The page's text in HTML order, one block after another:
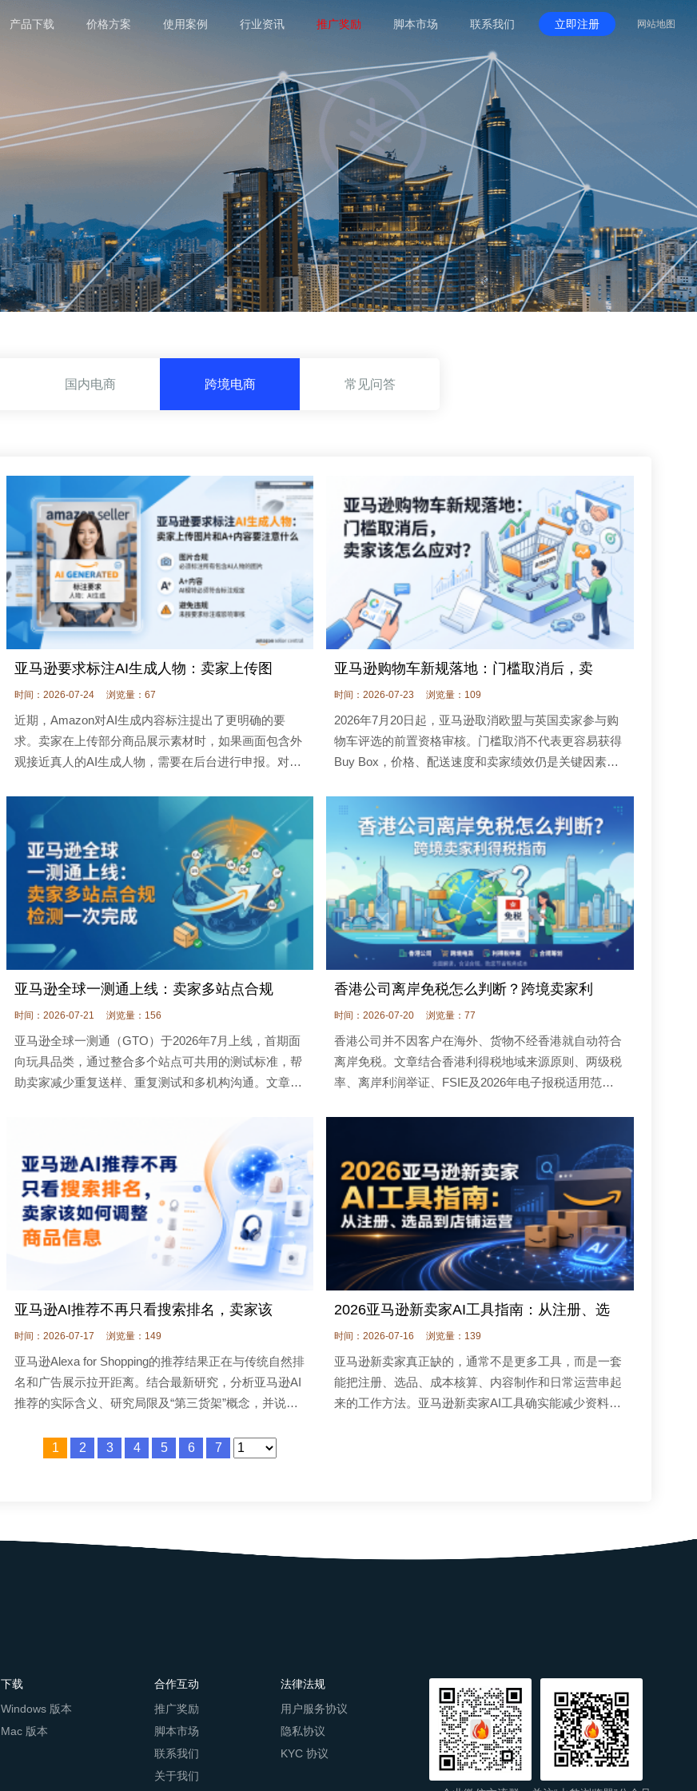
产品下载 价格方案 使用案例 行业资讯 推广奖励 脚本市场 联系我们 立即注册 网站地图
国内电商 跨境电商 常见问答
亚马逊要求标注AI生成人物：卖家上传图
时间：2026-07-24 浏览量：67
近期，Amazon对AI生成内容标注提出了更明确的要
求。卖家在上传部分商品展示素材时，如果画面包含外
观接近真人的AI生成人物，需要在后台进行申报。对已
说，这不只是多勾选一个选项，还会影响
亚马逊购物车新规落地：门槛取消后，卖
时间：2026-07-23 浏览量：109
2026年7月20日起，亚马逊取消欧盟与英国卖家参与购
物车评选的前置资格审核。门槛取消不代表更容易获得
Buy Box，价格、配送速度和卖家绩效仍是关键因素。
整理定价、履约和团队管理中的应对重
亚马逊全球一测通上线：卖家多站点合规
时间：2026-07-21 浏览量：156
亚马逊全球一测通（GTO）于2026年7月上线，首期面
向玩具品类，通过整合多个站点可共用的测试标准，帮
助卖家减少重复送样、重复测试和多机构沟通。文章介
香港公司离岸免税怎么判断？跨境卖家利
时间：2026-07-20 浏览量：77
香港公司并不因客户在海外、货物不经香港就自动符合
离岸免税。文章结合香港利得税地域来源原则、两级税
率、离岸利润举证、FSIE及2026年电子报税适用范
亚马逊AI推荐不再只看搜索排名，卖家该
时间：2026-07-17 浏览量：149
亚马逊Alexa for Shopping的推荐结果正在与传统自然排
名和广告展示拉开距离。结合最新研究，分析亚马逊AI
推荐的实际含义、研究局限及“第三货架”概念，并说明
监测方面可以提前完成的准备。
2026亚马逊新卖家AI工具指南：从注册、选
时间：2026-07-16 浏览量：139
亚马逊新卖家真正缺的，通常不是更多工具，而是一套
能把注册、选品、成本核算、内容制作和日常运营串起
来的工作方法。亚马逊新卖家AI工具确实能减少资料整
1 2 3 4 5 6 7
下载
Windows 版本
Mac 版本
合作互动
推广奖励
脚本市场
联系我们
关于我们
法律法规
用户服务协议
隐私协议
KYC 协议